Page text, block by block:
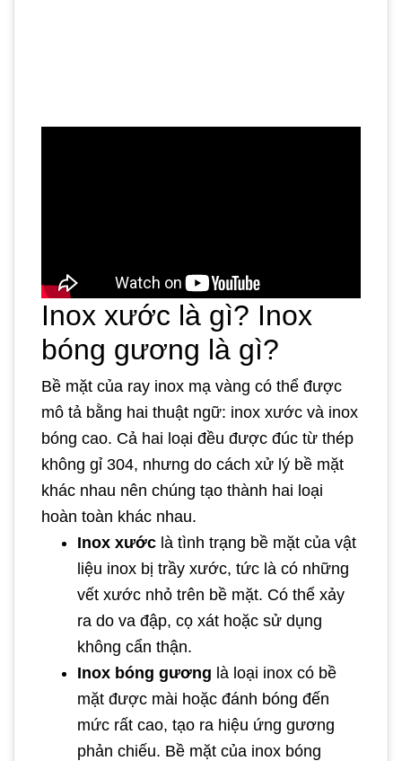
Inox xước là gì? Inox
bóng gương là gì?
Bề mặt của ray inox mạ vàng có thể được
mô tả bằng hai thuật ngữ: inox xước và inox
bóng cao. Cả hai loại đều được đúc từ thép
không gỉ 304, nhưng do cách xử lý bề mặt
khác nhau nên chúng tạo thành hai loại
hoàn toàn khác nhau.
Inox xước là tình trạng bề mặt của vật
liệu inox bị trầy xước, tức là có những
vết xước nhỏ trên bề mặt. Có thể xảy
ra do va đập, cọ xát hoặc sử dụng
không cẩn thận.
Inox bóng gương là loại inox có bề
mặt được mài hoặc đánh bóng đến
mức rất cao, tạo ra hiệu ứng gương
phản chiếu. Bề mặt của inox bóng